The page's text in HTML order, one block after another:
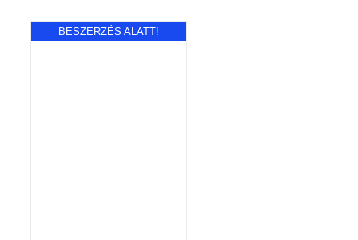
BESZERZÉS ALATT!